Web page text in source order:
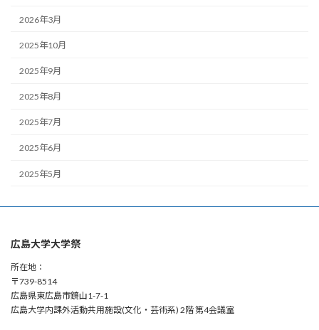
2026年3月
2025年10月
2025年9月
2025年8月
2025年7月
2025年6月
2025年5月
広島大学大学祭
所在地：
〒739-8514
広島県東広島市鏡山1-7-1
広島大学内課外活動共用施設(文化・芸術系) 2階 第4会議室